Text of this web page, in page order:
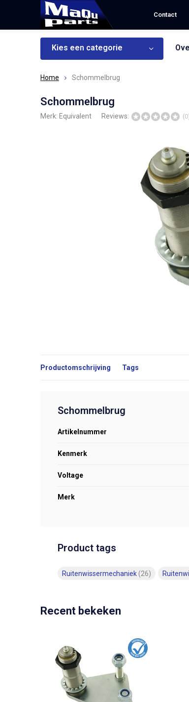
Contact
Kies een categorie
Home Schommelbrug
Schommelbrug
Merk: Equivalent Reviews:
Productomschrijving Tags
Schommelbrug
Artikelnummer
Kenmerk
Voltage
Merk
Product tags
Ruitenwissermechaniek (26)
Recent bekeken